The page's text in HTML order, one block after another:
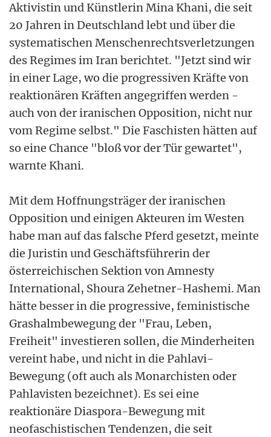
Aktivistin und Künstlerin Mina Khani, die seit
20 Jahren in Deutschland lebt und über die
systematischen Menschenrechtsverletzungen
des Regimes im Iran berichtet. "Jetzt sind wir
in einer Lage, wo die progressiven Kräfte von
reaktionären Kräften angegriffen werden -
auch von der iranischen Opposition, nicht nur
vom Regime selbst." Die Faschisten hätten auf
so eine Chance "bloß vor der Tür gewartet",
warnte Khani.
Mit dem Hoffnungsträger der iranischen
Opposition und einigen Akteuren im Westen
habe man auf das falsche Pferd gesetzt, meinte
die Juristin und Geschäftsführerin der
österreichischen Sektion von Amnesty
International, Shoura Zehetner-Hashemi. Man
hätte besser in die progressive, feministische
Grashalmbewegung der "Frau, Leben,
Freiheit" investieren sollen, die Minderheiten
vereint habe, und nicht in die Pahlavi-
Bewegung (oft auch als Monarchisten oder
Pahlavisten bezeichnet). Es sei eine
reaktionäre Diaspora-Bewegung mit
neofaschistischen Tendenzen, die seit